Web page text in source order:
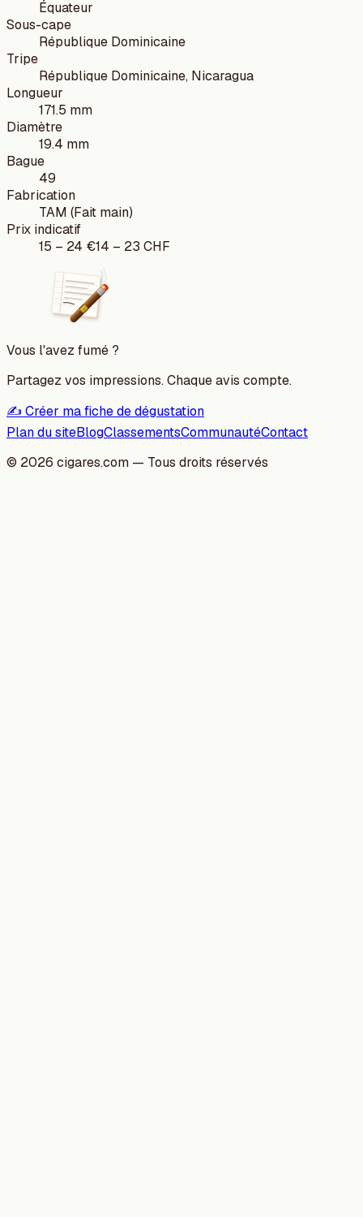
Équateur
Sous-cape
République Dominicaine
Tripe
République Dominicaine, Nicaragua
Longueur
171.5 mm
Diamètre
19.4 mm
Bague
49
Fabrication
TAM (Fait main)
Prix indicatif
15 – 24 €14 – 23 CHF
Vous l'avez fumé ?
Partagez vos impressions. Chaque avis compte.
✍️ Créer ma fiche de dégustation
Plan du siteBlogClassementsCommunautéContact
© 2026 cigares.com — Tous droits réservés